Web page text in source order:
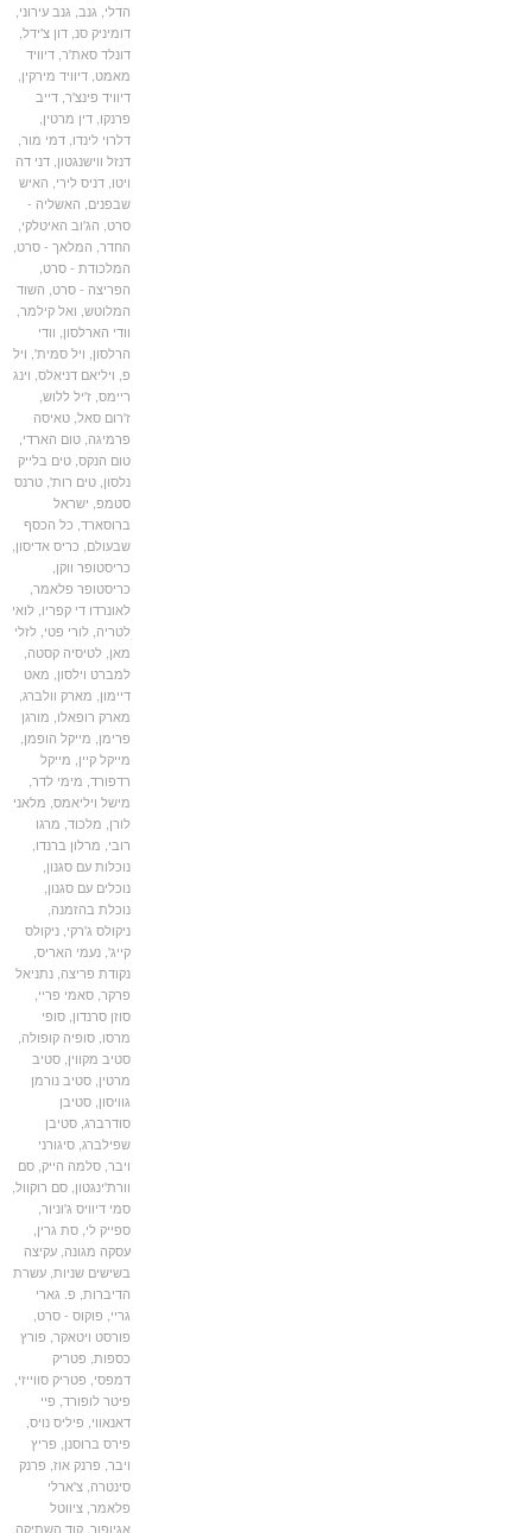
הדלי,גנב ,גנב עירוני,
דומיניק סנ,דון צ'ידל,
דונלד סאת'ר,דיוויד
מאמט,דיוויד מירקין,
דיוויד פינצ'ר,דייב
פרנקו,דין מרטין,
דלרוי לינדו,דמי מור
דנזל ווישנגטון,דני דה
,דניס לירי ,האיש
שבפנים,האשליה -
,הג'וב האיטלקי,
החדר,המלאך - סרט,
המלכודת - סרט,
הפריצה - סרט,השוד
המלוטש,ואל קילמר,
וודי הארלסון,וודי
הרלסון,ויל סמית',ויל
ויליאם דניאלס,וינג
ריימס,ז'יל ללוש,
ז'רום סאל ,טאיסה
פרמיגה,טום הארדי,
טום הנקס,טים בלייק
נלסון,טים רות' ,טרנס
סטמפ,ישראל
ברוסארד,כל הכסף
שבעולם,כריס אדיסון,
כריסטופר ווקן,
כריסטופר פלאמר,
לאונרדו די קפריו,לואי
לטריה,לורי פטי ,לזלי
,לטיסיה קסטה,
למברט וילסון,מאט
דיימון,מארק וולברג,
מארק רופאלו,מורגן
פרימן,מייקל הופמן,
מייקל קיין,מייקל
רדפורד,מימי לדר
מישל ויליאמס,מלאני
,מלכוד,מרגו
,מרלון ברנדו,
נוכלות עם סגנון,
נוכלים עם סגנון,
נוכלת בהזמנה,
ניקולס ג'רקי,ניקולס
,נעמי האריס,
נקודת פריצה,נתניאל
פרקר,סאמי פריי ,
סוזן סרנדון,סופי
מרסו,סופיה קופולה,
סטיב מקווין,סטיב
מרטין,סטיב נורמן
גוויסון,סטיבן
סודרברג,סטיבן
שפילברג,סיגורני
,סלמה הייק ,סם
וורת'ינגטון,סם רוקוול,
סמי דיוויס ג'וניור,
ספייק לי,סת גרין
עסקה מגונה,עקיצה
בשישים שניות,עשרת
הדיברות,פ. גארי
,פוקוס - סרט,
פורסט ויטאקר,פורץ
כספות,פטריק
דמפסי,פטריק סווייזי,
פיטר לופורד,פיי
דאנאווי,פיליס נויס
פירס ברוסנן,פריץ
,פרנק אוז,פרנק
סינטרה,צ'ארלי
פלאמר,ציווטל
אגיופור,קוד השתיקה,